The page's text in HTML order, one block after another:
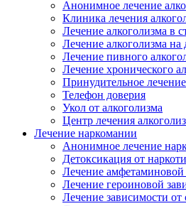
Анонимное лечение
Клиника лечения
Лечение алкоголизма в
Лечение алкоголизма на
Лечение пивного
Лечение хронического
Принудительное
Телефон доверия
Укол от алкоголизма
Центр лечения
Лечение наркомании
Анонимное лечение
Детоксикация от
Лечение амфетаминовой
Лечение героиновой
Лечение зависимости от